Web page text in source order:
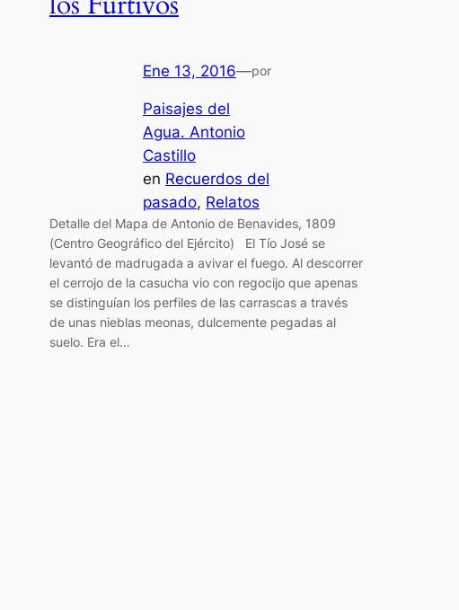
Ene 13, 2016—por
Paisajes del
Agua. Antonio
Castillo
en Recuerdos del
pasado, Relatos
Detalle del Mapa de Antonio de Benavides, 1809
(Centro Geográfico del Ejército) El Tío José se
levantó de madrugada a avivar el fuego. Al descorrer
el cerrojo de la casucha vio con regocijo que apenas
se distinguían los perfiles de las carrascas a través
de unas nieblas meonas, dulcemente pegadas al
suelo. Era el…